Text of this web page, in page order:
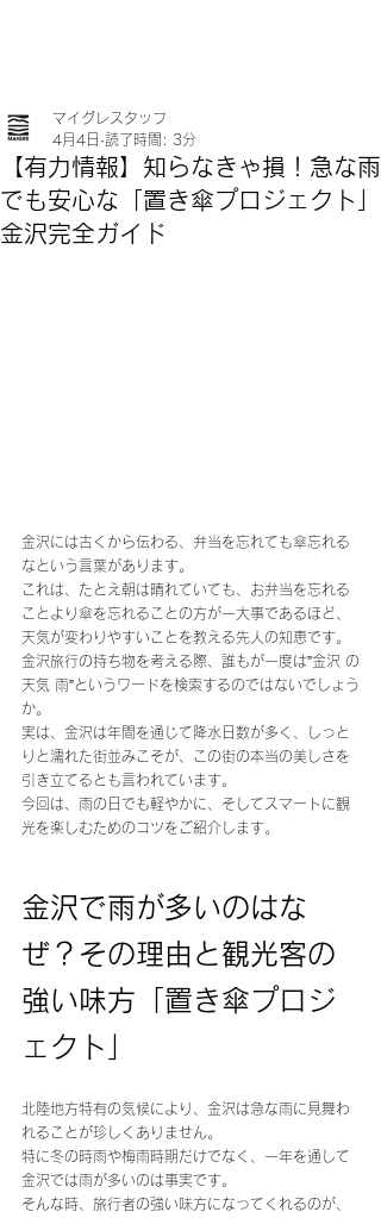
【有力情報】知らなきゃ損！急な雨
でも安心な「置き傘プロジェクト」
金沢完全ガイド
マイグレスタッフ
4月4日 読了時間: 3分
金沢には古くから伝わる、弁当を忘れても傘忘れる
なという言葉があります。
これは、たとえ朝は晴れていても、お弁当を忘れる
ことより傘を忘れることの方が一大事であるほど、
天気が変わりやすいことを教える先人の知恵です。
金沢旅行の持ち物を考える際、誰もが一度は”金沢 の
天気 雨”というワードを検索するのではないでしょう
か。
実は、金沢は年間を通じて降水日数が多く、しっと
りと濡れた街並みこそが、この街の本当の美しさを
引き立てるとも言われています。
今回は、雨の日でも軽やかに、そしてスマートに観
光を楽しむためのコツをご紹介します。
金沢で雨が多いのはな
ぜ？その理由と観光客の
強い味方「置き傘プロジ
ェクト」
北陸地方特有の気候により、金沢は急な雨に見舞わ
れることが珍しくありません。
特に冬の時雨や梅雨時期だけでなく、一年を通して
金沢では雨が多いのは事実です。
そんな時、旅行者の強い味方になってくれるのが、